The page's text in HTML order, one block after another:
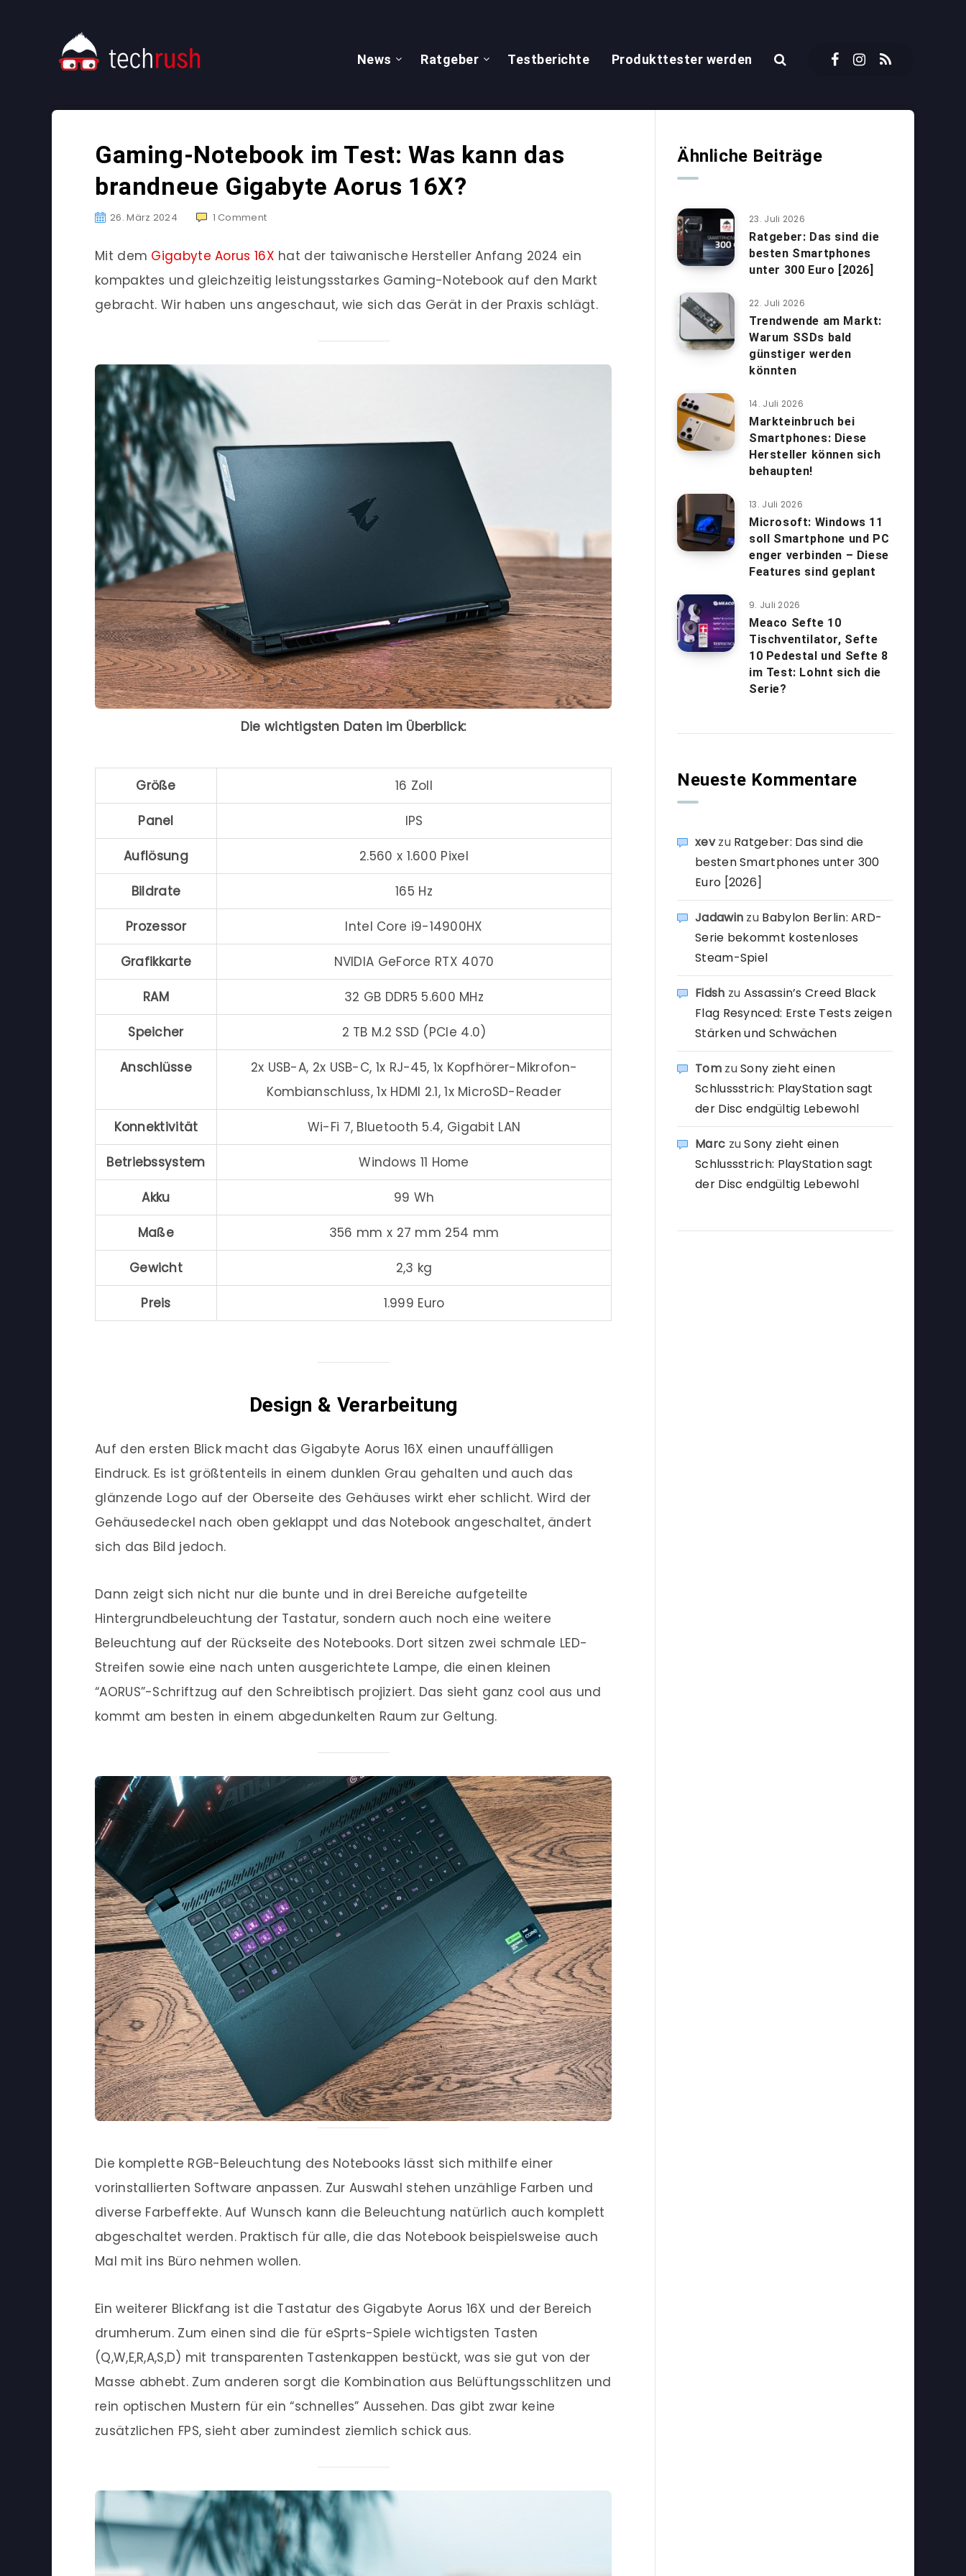
News Ratgeber Testberichte Produkttester werden
Gaming-Notebook im Test: Was kann das
brandneue Gigabyte Aorus 16X?
26. März 2024 1 Comment
Mit dem Gigabyte Aorus 16X hat der taiwanische Hersteller Anfang 2024 ein
kompaktes und gleichzeitig leistungsstarkes Gaming-Notebook auf den Markt
gebracht. Wir haben uns angeschaut, wie sich das Gerät in der Praxis schlägt.
Die wichtigsten Daten im Überblick:
Größe 16 Zoll
Panel IPS
Auflösung 2.560 x 1.600 Pixel
Bildrate 165 Hz
Prozessor Intel Core i9-14900HX
Grafikkarte NVIDIA GeForce RTX 4070
RAM 32 GB DDR5 5.600 MHz
Speicher 2 TB M.2 SSD (PCIe 4.0)
Anschlüsse
2x USB-A, 2x USB-C, 1x RJ-45, 1x Kopfhörer-Mikrofon-
Kombianschluss, 1x HDMI 2.1, 1x MicroSD-Reader
Konnektivität Wi-Fi 7, Bluetooth 5.4, Gigabit LAN
Betriebssystem Windows 11 Home
Akku 99 Wh
Maße 356 mm x 27 mm 254 mm
Gewicht 2,3 kg
Preis 1.999 Euro
Design & Verarbeitung
Auf den ersten Blick macht das Gigabyte Aorus 16X einen unauffälligen
Eindruck. Es ist größtenteils in einem dunklen Grau gehalten und auch das
glänzende Logo auf der Oberseite des Gehäuses wirkt eher schlicht. Wird der
Gehäusedeckel nach oben geklappt und das Notebook angeschaltet, ändert
sich das Bild jedoch.
Dann zeigt sich nicht nur die bunte und in drei Bereiche aufgeteilte
Hintergrundbeleuchtung der Tastatur, sondern auch noch eine weitere
Beleuchtung auf der Rückseite des Notebooks. Dort sitzen zwei schmale LED-
Streifen sowie eine nach unten ausgerichtete Lampe, die einen kleinen
“AORUS”-Schriftzug auf den Schreibtisch projiziert. Das sieht ganz cool aus und
kommt am besten in einem abgedunkelten Raum zur Geltung.
Die komplette RGB-Beleuchtung des Notebooks lässt sich mithilfe einer
vorinstallierten Software anpassen. Zur Auswahl stehen unzählige Farben und
diverse Farbeffekte. Auf Wunsch kann die Beleuchtung natürlich auch komplett
abgeschaltet werden. Praktisch für alle, die das Notebook beispielsweise auch
Mal mit ins Büro nehmen wollen.
Ein weiterer Blickfang ist die Tastatur des Gigabyte Aorus 16X und der Bereich
drumherum. Zum einen sind die für eSprts-Spiele wichtigsten Tasten
(Q,W,E,R,A,S,D) mit transparenten Tastenkappen bestückt, was sie gut von der
Masse abhebt. Zum anderen sorgt die Kombination aus Belüftungsschlitzen und
rein optischen Mustern für ein “schnelles” Aussehen. Das gibt zwar keine
zusätzlichen FPS, sieht aber zumindest ziemlich schick aus.
Ähnliche Beiträge
23. Juli 2026
Ratgeber: Das sind die
besten Smartphones
unter 300 Euro [2026]
22. Juli 2026
Trendwende am Markt:
Warum SSDs bald
günstiger werden
könnten
14. Juli 2026
Markteinbruch bei
Smartphones: Diese
Hersteller können sich
behaupten!
13. Juli 2026
Microsoft: Windows 11
soll Smartphone und PC
enger verbinden – Diese
Features sind geplant
9. Juli 2026
Meaco Sefte 10
Tischventilator, Sefte
10 Pedestal und Sefte 8
im Test: Lohnt sich die
Serie?
Neueste Kommentare
xevzu Ratgeber: Das sind die
besten Smartphones unter 300
Euro [2026]
Jadawin zu Babylon Berlin: ARD-
Serie bekommt kostenloses
Steam-Spiel
Fidsh zu Assassin’s Creed Black
Flag Resynced: Erste Tests zeigen
Stärken und Schwächen
TomzuSony zieht einen
Schlussstrich: PlayStation sagt
der Disc endgültig Lebewohl
Marc zuSony zieht einen
Schlussstrich: PlayStation sagt
der Disc endgültig Lebewohl